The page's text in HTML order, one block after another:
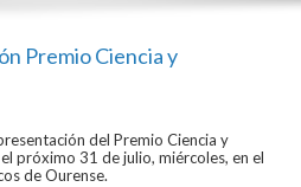
Premio Ciencia y
del Premio Ciencia y
próximo 31 de julio, miércoles, en el
de Ourense.